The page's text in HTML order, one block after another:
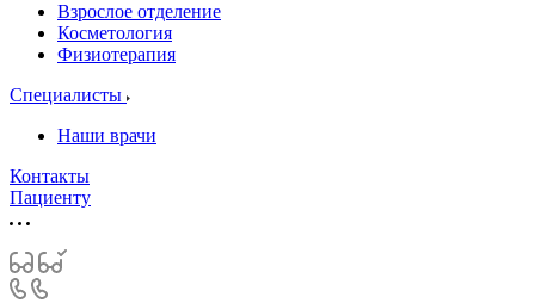
Взрослое отделение
Косметология
Физиотерапия
Специалисты
Наши врачи
Контакты
Пациенту